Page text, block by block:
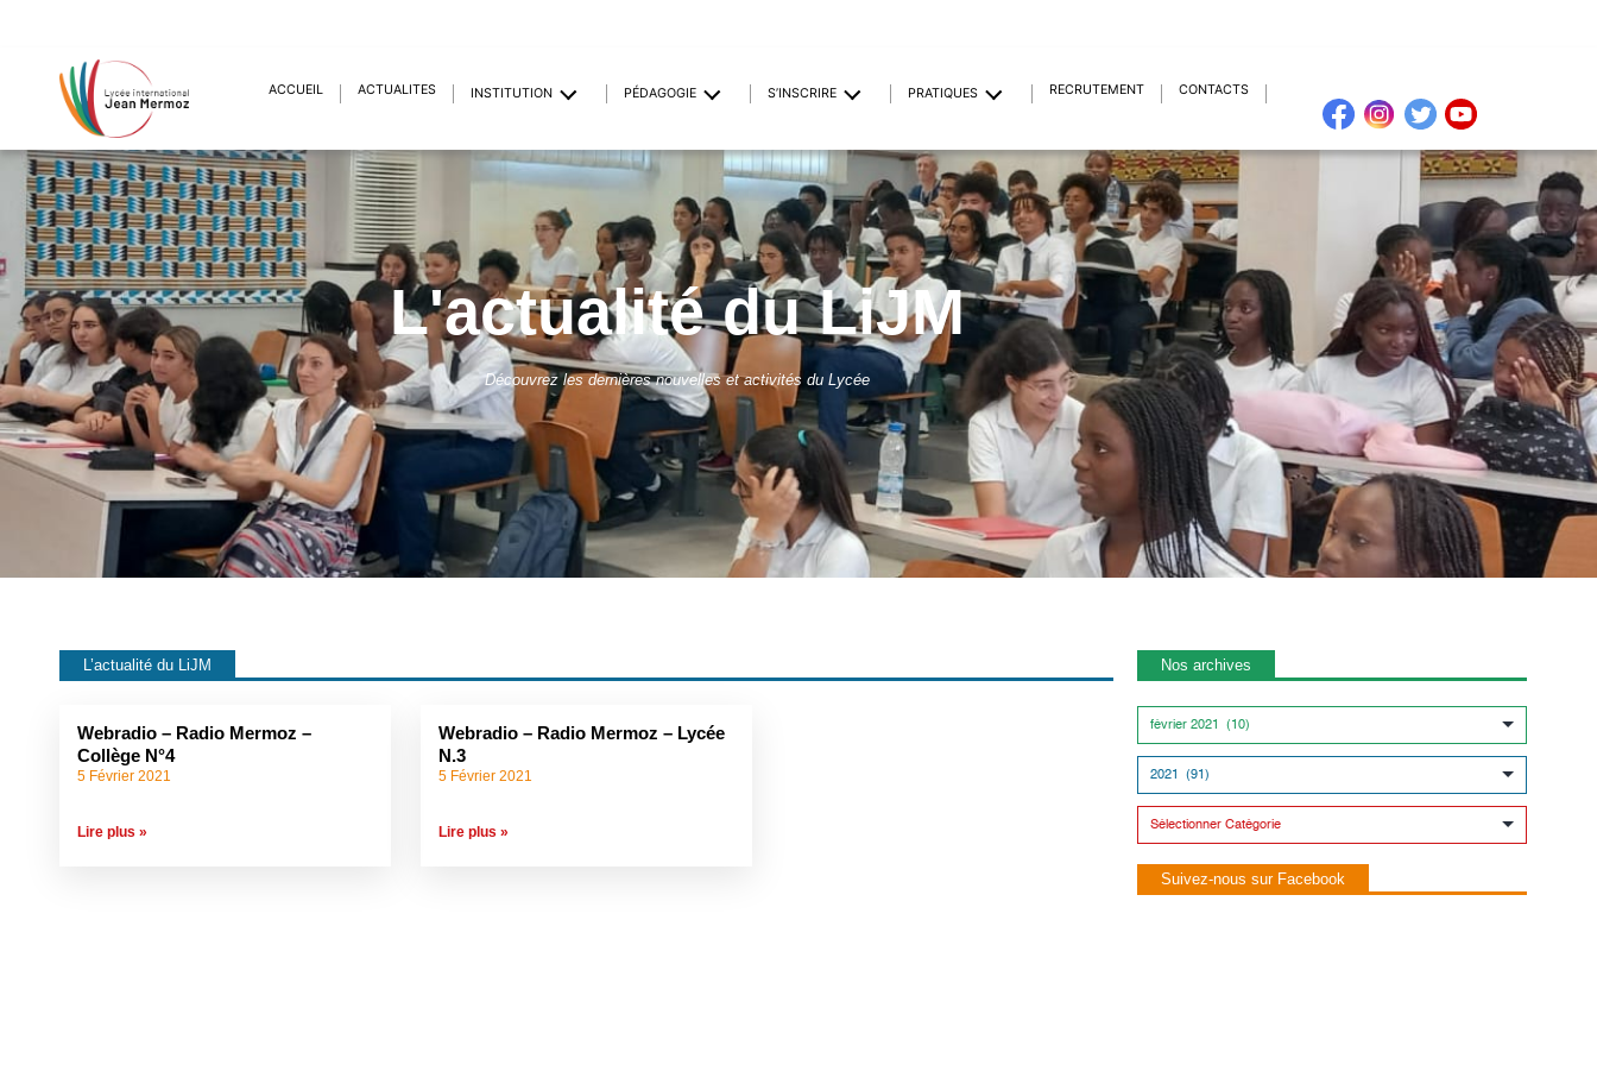
ACCUEIL ACTUALITÉS INSTITUTION PÉDAGOGIE S’INSCRIRE PRATIQUES RECRUTEMENT CONTACTS
L'actualité du LiJM
Découvrez les dernières nouvelles et activités du Lycée
L’actualité du LiJM
Webradio – Radio Mermoz –
Collège N°4
5 Février 2021
Lire plus »
Webradio – Radio Mermoz – Lycée
N.3
5 Février 2021
Lire plus »
Nos archives
Suivez-nous sur Facebook